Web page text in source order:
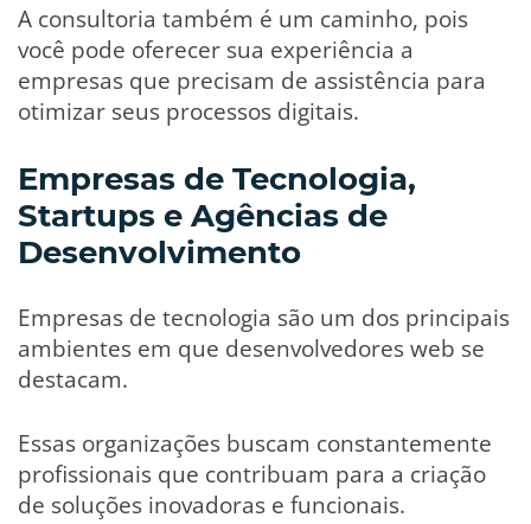
A consultoria também é um caminho, pois
você pode oferecer sua experiência a
empresas que precisam de assistência para
otimizar seus processos digitais.
Empresas de Tecnologia,
Startups e Agências de
Desenvolvimento
Empresas de tecnologia são um dos principais
ambientes em que desenvolvedores web se
destacam.
Essas organizações buscam constantemente
profissionais que contribuam para a criação
de soluções inovadoras e funcionais.